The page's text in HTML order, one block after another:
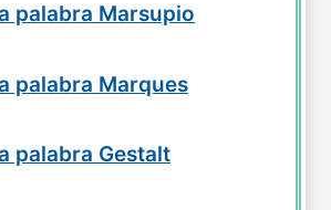
palabra Marsupio
palabra Marques
palabra Gestalt